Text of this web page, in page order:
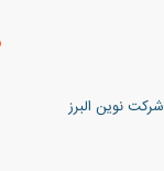
شرکت نوین البرز